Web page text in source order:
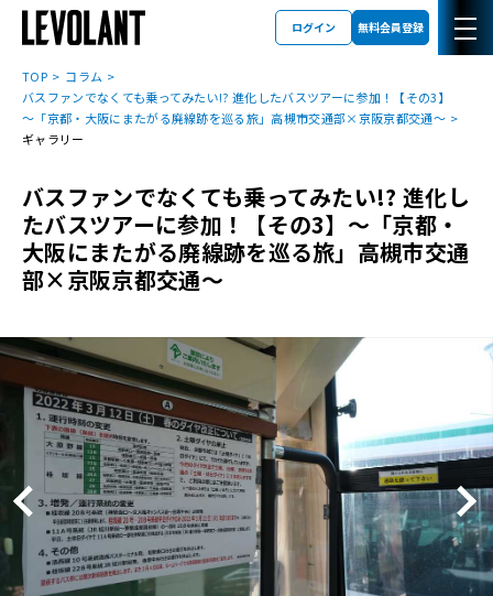
ログイン 無料会員登録
TOP
コラム
バスファンでなくても乗ってみたい!? 進化したバスツアーに参加！【その3】
～「京都・大阪にまたがる廃線跡を巡る旅」高槻市交通部×京阪京都交通～
ギャラリー
バスファンでなくても乗ってみたい!? 進化し
たバスツアーに参加！【その3】～「京都・
大阪にまたがる廃線跡を巡る旅」高槻市交通
部×京阪京都交通～